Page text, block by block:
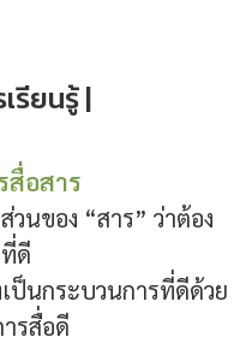
รียนรู้ |
สื่อสาร
วนของ “สาร” ว่าต้อง
ดี
ป็นกระบวนการที่ดีด้วย
รสื่อดี